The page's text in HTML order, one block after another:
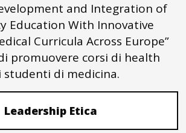
and Integration of
Education With Innovative
Curricula Across Europe”
promuovere corsi di health
studenti di medicina.
Leadership Etica